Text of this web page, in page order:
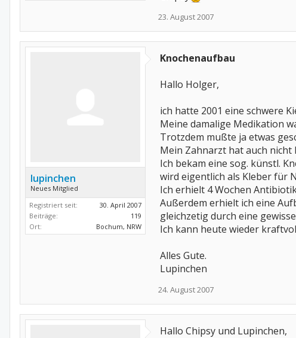
23. August 2007
lupinchen
Neues Mitglied
Registriert seit:
30. April 2007
Beiträge:
119
Ort:
Bochum, NRW
Knochenaufbau
Hallo Holger,
ich hatte 2001 eine schwere
Meine damalige Medikation
Trotzdem mußte ja etwas
Mein Zahnarzt hat auch nicht
Ich bekam eine sog. künstl.
wird eigentlich als Kleber für
Ich erhielt 4 Wochen
Außerdem erhielt ich eine
gleichzetig durch eine
Ich kann heute wieder
Alles Gute.
Lupinchen
24. August 2007
Hallo Chipsy und Lupinchen,